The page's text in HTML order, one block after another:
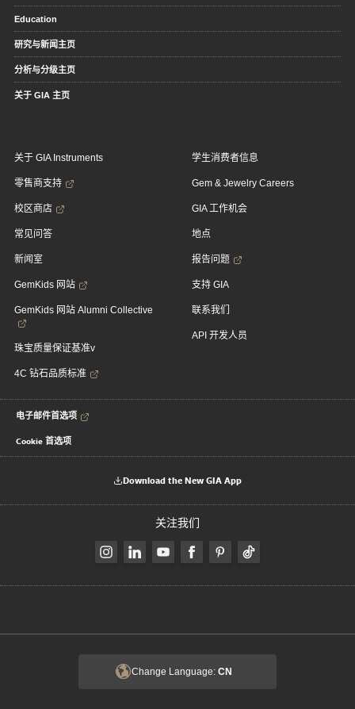
Education
研究与新闻主页
分析与分级主页
关于 GIA 主页
关于 GIA Instruments
零售商支持
校区商店
常见问答
新闻室
GemKids 网站
GemKids 网站 Alumni Collective
珠宝质量保证基准v
4C 钻石品质标准
学生消费者信息
Gem & Jewelry Careers
GIA 工作机会
地点
报告问题
支持 GIA
联系我们
API 开发人员
电子邮件首选项
Cookie 首选项
Download the New GIA App
关注我们
Change Language: CN